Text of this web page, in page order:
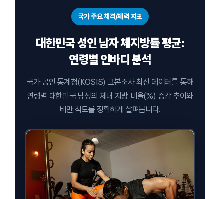
국가 주요 체격/체력 지표
대한민국 성인 남자 체지방률 평균:
연령별 인바디 분석
국가 공인 통계청(KOSIS) 표본조사 최신 데이터를 통해
연령별 대한민국 남성의 체내 지방 비율(%) 증감 추이와
비만 척도를 정확하게 살펴봅니다.